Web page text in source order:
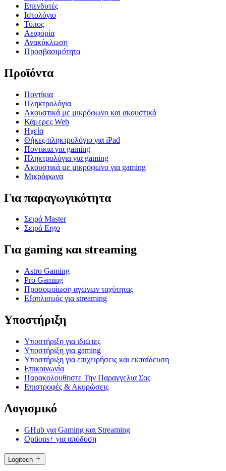
Επενδυτές
Ιστολόγιο
Τύπος
Αειφορία
Ανακύκλωση
Προσβασιμότητα
Προϊόντα
Ποντίκια
Πληκτρολόγια
Ακουστικά με μικρόφωνο και ακουστικά
Κάμερες Web
Ηχεία
Θήκες-πληκτρολόγιο για iPad
Ποντίκια για gaming
Πληκτρολόγια για gaming
Ακουστικά με μικρόφωνο για gaming
Μικρόφωνα
Για παραγωγικότητα
Σειρά Master
Σειρά Ergo
Για gaming και streaming
Astro Gaming
Pro Gaming
Προσομοίωση αγώνων ταχύτητας
Εξοπλισμός για streaming
Υποστήριξη
Υποστήριξη για ιδιώτες
Υποστήριξη για gaming
Υποστήριξη για επιχειρήσεις και εκπαίδευση
Επικοινωνία
Παρακολουθηστε Την Παραγγελια Σας
Επιστροφές & Ακυρώσεις
Λογισμικό
GHub για Gaming και Streaming
Options+ για απόδοση
Logitech